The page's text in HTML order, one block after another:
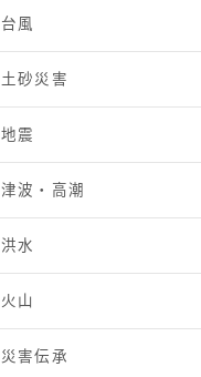
台風
土砂災害
地震
津波・高潮
洪水
火山
災害伝承